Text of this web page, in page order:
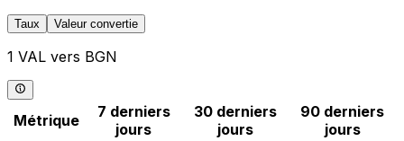
Taux Valeur convertie
1 VAL vers BGN
Métrique
7 derniers
jours
30 derniers
jours
90 derniers
jours